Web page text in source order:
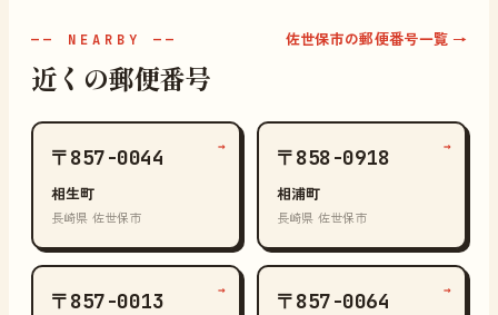
—— NEARBY ——
近くの郵便番号
佐世保市の郵便番号一覧 →
〒857-0044
相生町
長崎県 佐世保市
→ 〒858-0918
相浦町
長崎県 佐世保市
→
〒857-0013 → 〒857-0064 →